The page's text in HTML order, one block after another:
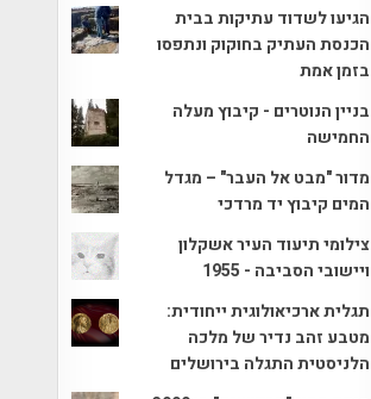
הגיעו לשדוד עתיקות בבית
הכנסת העתיק בחוקוק ונתפסו
בזמן אמת
בניין הנוטרים - קיבוץ מעלה
החמישה
מדור "מבט אל העבר" – מגדל
המים קיבוץ יד מרדכי
צילומי תיעוד העיר אשקלון
ויישובי הסביבה - 1955
תגלית ארכיאולוגית ייחודית:
מטבע זהב נדיר של מלכה
הלניסטית התגלה בירושלים